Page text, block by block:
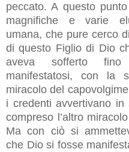
peccato. A questo
magnifiche e varie
umana, che pure cerco
di questo Figlio di Dio
aveva sofferto fino
manifestatosi, con la
miracolo del
i credenti avvertivano
compreso l’altro
Ma con ciò si
che Dio si fosse